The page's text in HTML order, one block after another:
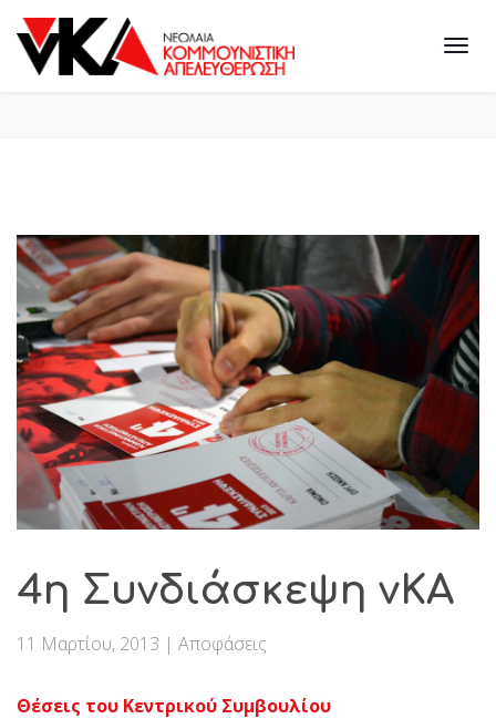
4η Συνδιάσκεψη νΚΑ
11 Μαρτίου, 2013 | Αποφάσεις
Θέσεις του Κεντρικού Συμβουλίου